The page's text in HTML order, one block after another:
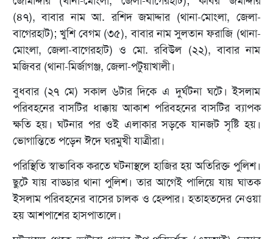
(৪৭), বাবার নাম আ. রশিদ জমাদ্দার (থানা-মোংলা, জেলা-
বাগেরহাট); খুশি বেগম (৩৫), বাবার নাম সুলতান ফরাজি (থানা-
মোংলা, জেলা-বাগেরহাট) ও মো. রবিউল (২২), বাবার নাম
মজিবর (থানা-মির্জাগঞ্জ, জেলা-পটুয়াখালী।
বুধবার (২৭ মে) সকাল ৬টার দিকে এ দুর্ঘটনা ঘটে। ইসলাম
পরিবহনের বাসটির ধাক্কায় আকাশ পরিবহনের বাসটির ব্যাপক
ক্ষতি হয়। ঘটনার পর ওই এলাকার সড়কে যানজট সৃষ্টি হয়।
ভোগান্তিতে পড়েন ঈদে ঘরমুখী যাত্রীরা।
পরিস্থিতি স্বাভাবিক করতে ঘটনাস্থলে হাজির হয় অতিরিক্ত পুলিশ।
ছুটে যায় বাড্ডার থানা পুলিশ। তার আগেই পালিয়ে যায় ঘাতক
ইসলাম পরিবহনের বাসের চালক ও হেল্পার। হতাহতদের নেওয়া
হয় আশপাশের হাসপাতালে।